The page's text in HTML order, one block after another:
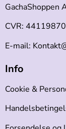
GachaShoppen
CVR: 44119870
E-mail:
Info
Cookie &